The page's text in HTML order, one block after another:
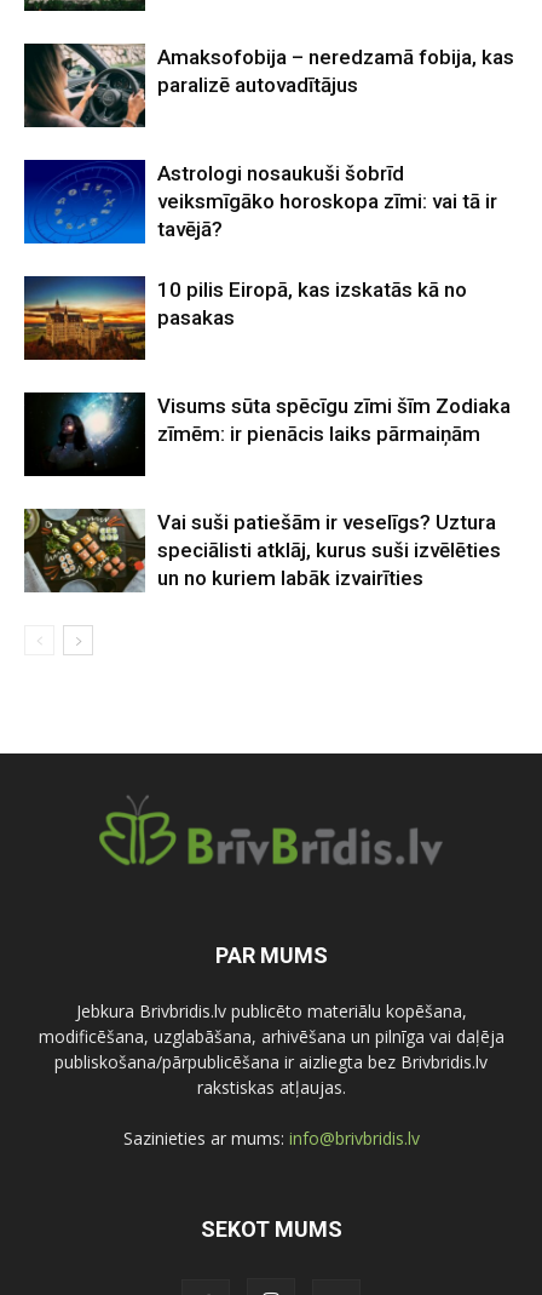
Amaksofobija – neredzamā fobija, kas
paralizē autovadītājus
Astrologi nosaukuši šobrīd
veiksmīgāko horoskopa zīmi: vai tā ir
tavējā?
10 pilis Eiropā, kas izskatās kā no
pasakas
Visums sūta spēcīgu zīmi šīm Zodiaka
zīmēm: ir pienācis laiks pārmaiņām
Vai suši patiešām ir veselīgs? Uztura
speciālisti atklāj, kurus suši izvēlēties
un no kuriem labāk izvairīties
PAR MUMS
Jebkura Brivbridis.lv publicēto materiālu kopēšana,
modificēšana, uzglabāšana, arhivēšana un pilnīga vai daļēja
publiskošana/pārpublicēšana ir aizliegta bez Brivbridis.lv
rakstiskas atļaujas.
Sazinieties ar mums: info@brivbridis.lv
SEKOT MUMS